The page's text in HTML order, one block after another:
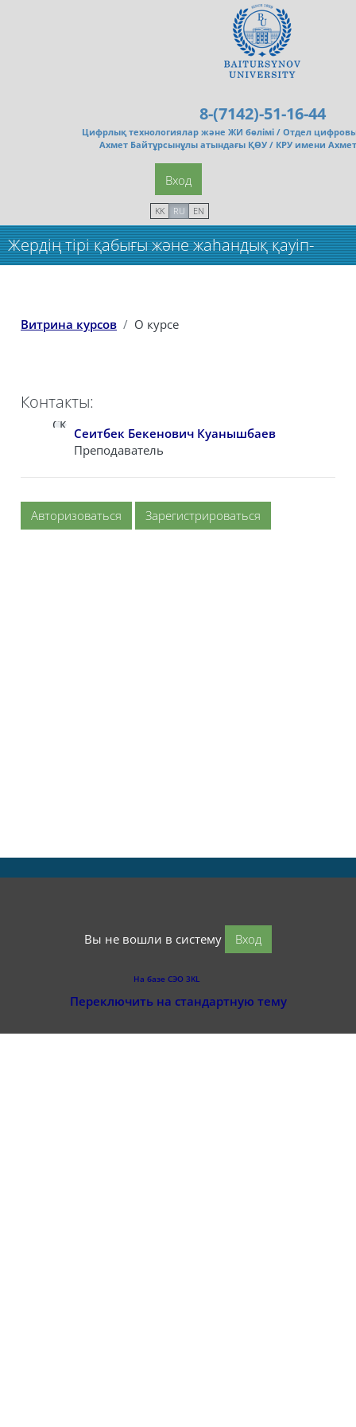
8-(7142)-51-16-44
Цифрлық технологиялар және ЖИ бөлімі / Отдел
Ахмет Байтұрсынұлы атындағы ҚӨУ / КРУ имени
Вход
KK RU EN
Жердің тірі қабығы және жаһандық қауіп-
Витрина курсов О курсе
Контакты:
СК
Сеитбек Бекенович Куанышбаев
Преподаватель
Авторизоваться Зарегистрироваться
Вы не вошли в систему Вход
На базе СЭО 3KL
Переключить на стандартную тему